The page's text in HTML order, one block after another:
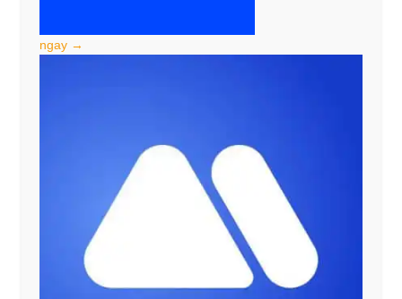
ngay →